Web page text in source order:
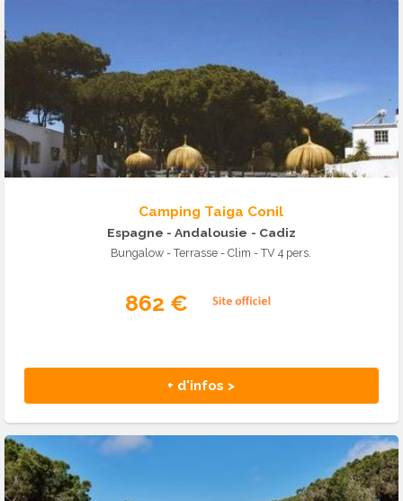
Camping Taiga Conil
Espagne - Andalousie - Cadiz
Bungalow - Terrasse - Clim - TV 4 pers.
862 €
+ d'infos >